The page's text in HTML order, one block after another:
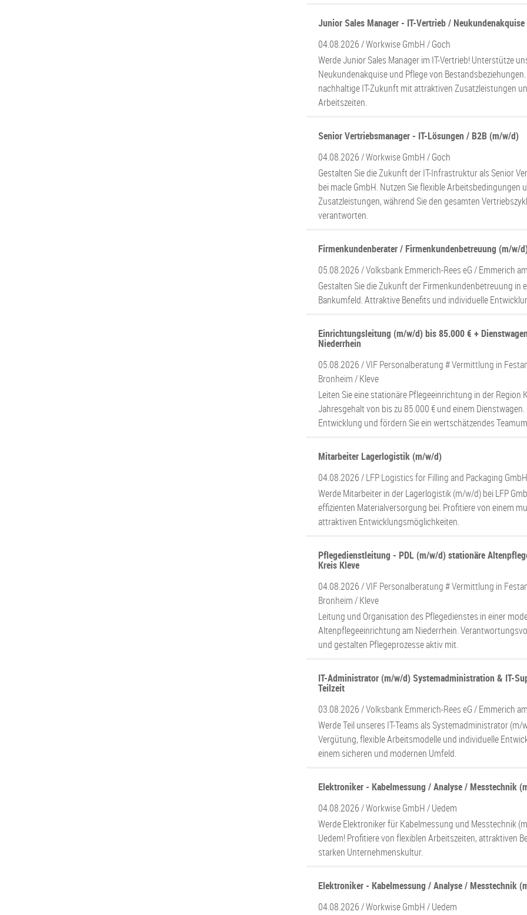
Junior Sales Manager - IT-Vertrieb /
04.08.2026 /Workwise GmbH/ Goch
Werde Junior Sales Manager im IT-Vertrieb! Unterstütze
Neukundenakquise und Pflege von
nachhaltige IT-Zukunft mit attraktiven Zusatzleistungen
Arbeitszeiten.
Senior Vertriebsmanager - IT-Lösungen / B2B (m/w/d)
04.08.2026 /Workwise GmbH/ Goch
Gestalten Sie die Zukunft der IT-Infrastruktur als Senior
bei macle GmbH. Nutzen Sie flexible Arbeitsbedingungen
Zusatzleistungen, während Sie den gesamten
verantworten.
Firmenkundenberater / Firmenkundenbetreuung (m/w/
05.08.2026 /Volksbank Emmerich-Rees eG/ Emmerich
Gestalten Sie die Zukunft der Firmenkundenbetreuung in
Bankumfeld. Attraktive Benefits und individuelle
Einrichtungsleitung (m/w/d) bis 85.000 € +
Niederrhein
05.08.2026 /VIF Personalberatung # Vermittlung in
Bronheim/ Kleve
Leiten Sie eine stationäre Pflegeeinrichtung in der Region
Jahresgehalt von bis zu 85.000 € und einem
Entwicklung und fördern Sie ein wertschätzendes
Mitarbeiter Lagerlogistik (m/w/d)
04.08.2026 /LFP Logistics for Filling and Packaging GmbH
Werde Mitarbeiter in der Lagerlogistik (m/w/d) bei LFP
effizienten Materialversorgung bei. Profitiere von einem
attraktiven Entwicklungsmöglichkeiten.
Pflegedienstleitung - PDL (m/w/d) stationäre
Kreis Kleve
04.08.2026 /VIF Personalberatung # Vermittlung in
Bronheim/ Kleve
Leitung und Organisation des Pflegedienstes in einer
Altenpflegeeinrichtung am Niederrhein.
und gestalten Pflegeprozesse aktiv mit.
IT-Administrator (m/w/d) Systemadministration & IT-
Teilzeit
03.08.2026 /Volksbank Emmerich-Rees eG/ Emmerich
Werde Teil unseres IT-Teams als Systemadministrator
Vergütung, flexible Arbeitsmodelle und individuelle
einem sicheren und modernen Umfeld.
Elektroniker - Kabelmessung / Analyse / Messtechnik
04.08.2026 /Workwise GmbH/ Uedem
Werde Elektroniker für Kabelmessung und Messtechnik
Uedem! Profitiere von flexiblen Arbeitszeiten, attraktiven
starken Unternehmenskultur.
Elektroniker - Kabelmessung / Analyse / Messtechnik
04.08.2026 /Workwise GmbH/ Uedem